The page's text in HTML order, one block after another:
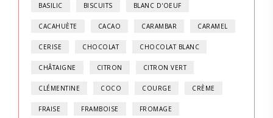
BASILIC BISCUITS BLANC D'OEUF
CACAHUÈTE CACAO CARAMBAR CARAMEL
CERISE CHOCOLAT CHOCOLAT BLANC
CHÂTAIGNE CITRON CITRON VERT
CLÉMENTINE COCO COURGE CRÈME
FRAISE FRAMBOISE FROMAGE